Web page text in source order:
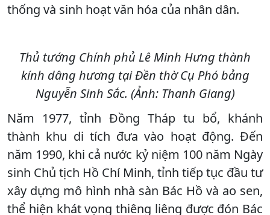
thống và sinh hoạt văn hóa của nhân dân.
Thủ tướng Chính phủ Lê Minh Hưng thành
kính dâng hương tại Đền thờ Cụ Phó bảng
Nguyễn Sinh Sắc. (Ảnh: Thanh Giang)
Năm 1977, tỉnh Đồng Tháp tu bổ, khánh
thành khu di tích đưa vào hoạt động. Đến
năm 1990, khi cả nước kỷ niệm 100 năm Ngày
sinh Chủ tịch Hồ Chí Minh, tỉnh tiếp tục đầu tư
xây dựng mô hình nhà sàn Bác Hồ và ao sen,
thể hiện khát vọng thiêng liêng được đón Bác